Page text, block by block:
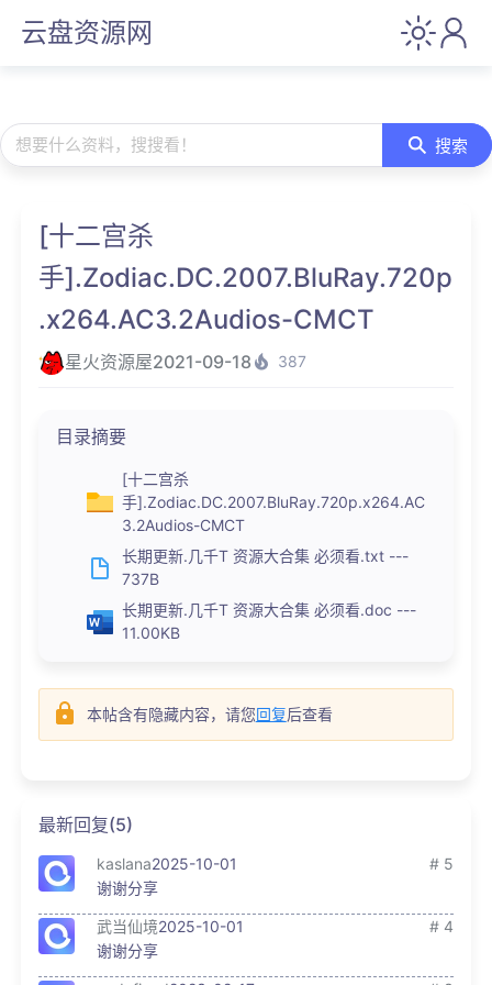
云盘资源网
想要什么资料，搜搜看！ 搜索
[十二宫杀
手].Zodiac.DC.2007.BluRay.720p
.x264.AC3.2Audios-CMCT
星火资源屋2021-09-18 387
目录摘要
[十二宫杀
手].Zodiac.DC.2007.BluRay.720p.x264.AC
3.2Audios-CMCT
长期更新.几千T 资源大合集 必须看.txt ---
737B
长期更新.几千T 资源大合集 必须看.doc ---
11.00KB
本帖含有隐藏内容，请您回复后查看
最新回复(5)
kaslana2025-10-01
# 5
谢谢分享
武当仙境2025-10-01
# 4
谢谢分享